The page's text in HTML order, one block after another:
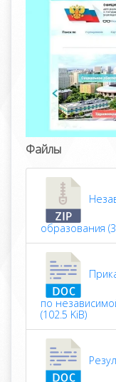
Файлы
образования
по
(102.5 KiB)